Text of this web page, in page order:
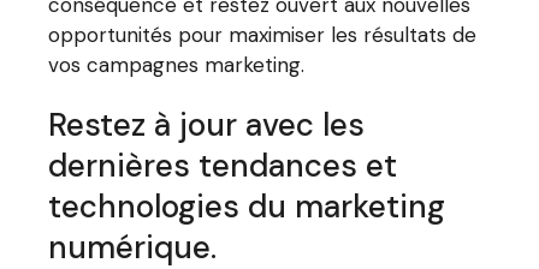
opportunités pour maximiser les résultats de
vos campagnes marketing.
Restez à jour avec les
dernières tendances et
technologies du marketing
numérique.